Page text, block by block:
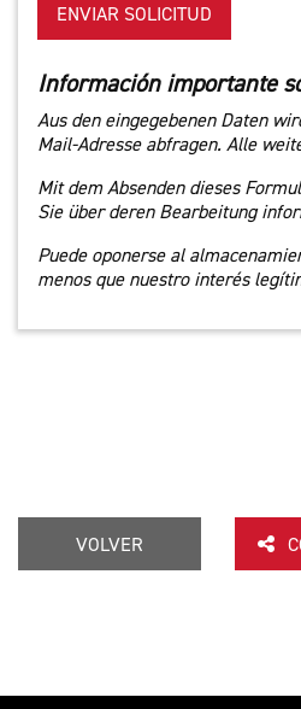
ENVIAR SOLICITUD
Información importante
Aus den eingegebenen Daten
Mail-Adresse abfragen. Alle
Mit dem Absenden dieses
Sie über deren Bearbeitung
Puede oponerse al
menos que nuestro interés
VOLVER